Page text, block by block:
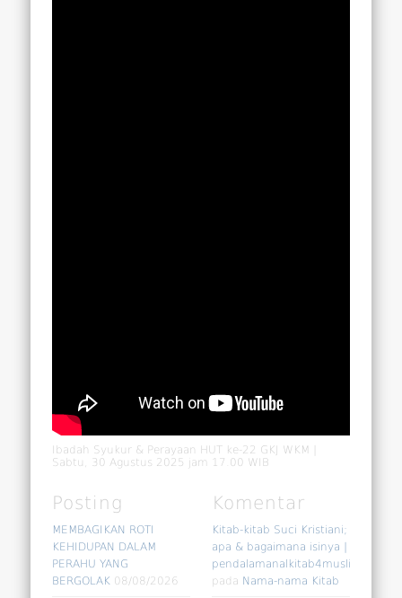
Ibadah Syukur & Perayaan HUT ke-22 GKJ WKM |
Sabtu, 30 Agustus 2025 jam 17.00 WIB
Posting
MEMBAGIKAN ROTI
KEHIDUPAN DALAM
PERAHU YANG
BERGOLAK 08/08/2026
Komentar
Kitab-kitab Suci Kristiani;
apa & bagaimana isinya |
pendalamanalkitab4muslim
pada Nama-nama Kitab